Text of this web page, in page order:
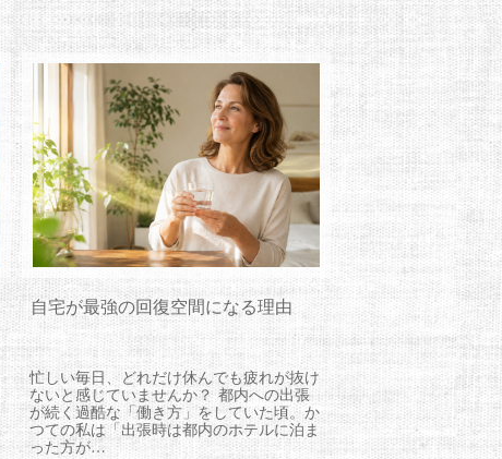
自宅が最強の回復空間になる理由
忙しい毎日、どれだけ休んでも疲れが抜け
ないと感じていませんか？ 都内への出張
が続く過酷な「働き方」をしていた頃。か
つての私は「出張時は都内のホテルに泊ま
った方が…